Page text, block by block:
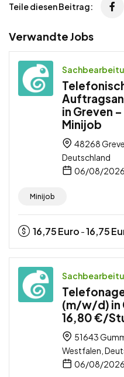
Teile diesen Beitrag:
Verwandte Jobs
in Greven
Minijob
48268
Deutschland
06/08/2026
Minijob
16,75Euro -16,75
(m/w/d) in
16,80 €/
51643
Westfalen,
06/08/2026